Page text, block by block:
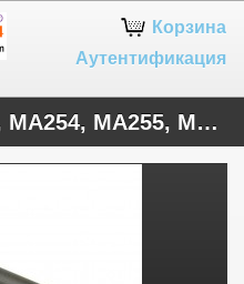
Корзина
Аутентификация
Батарея Apple A1185, MA254, MA255, MA699, MA700, MB061, MB062, MB402, MB403